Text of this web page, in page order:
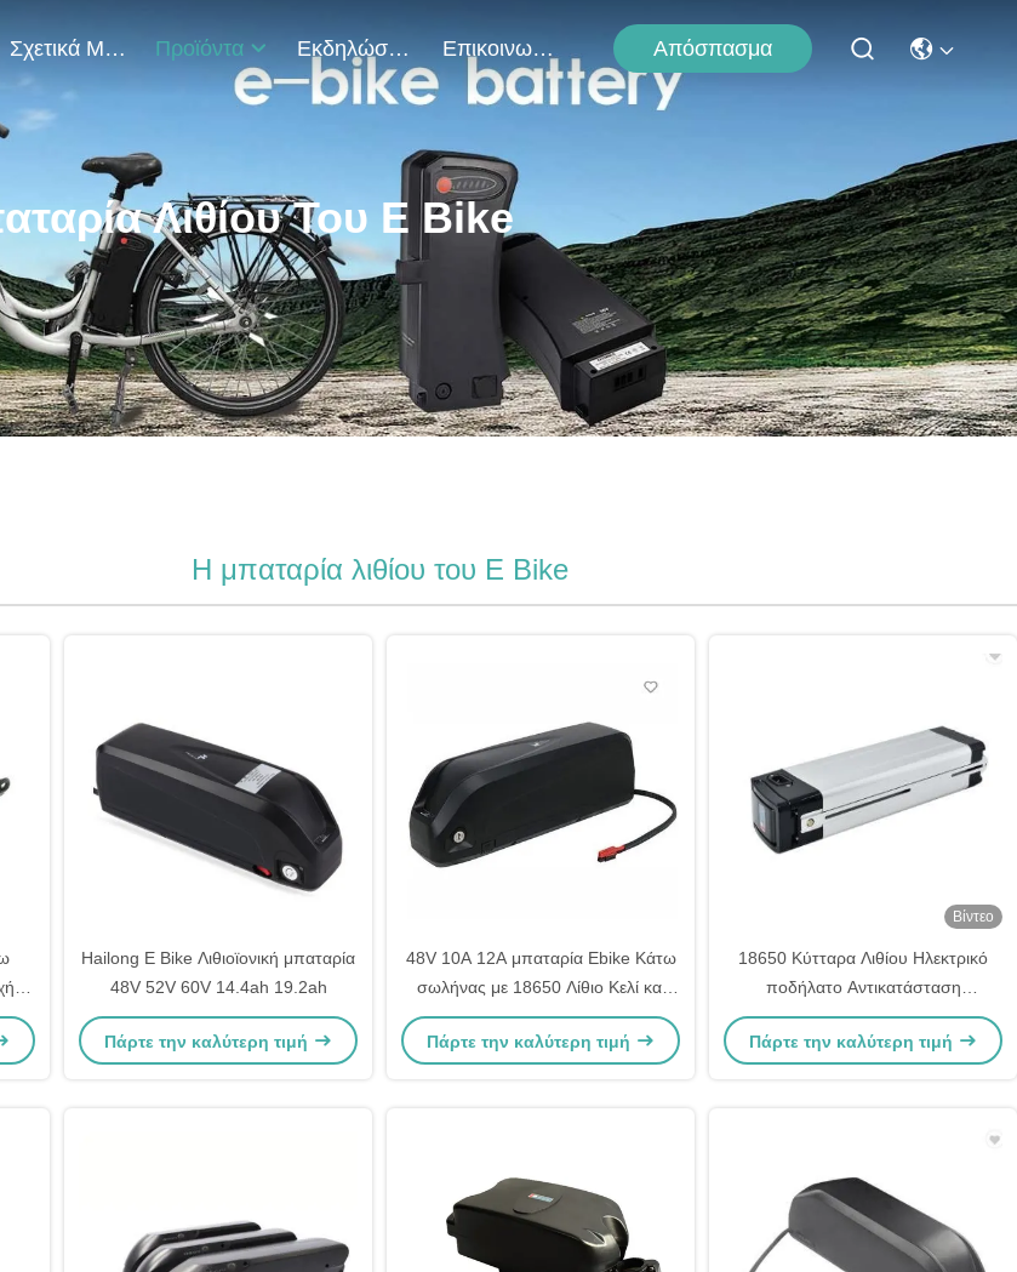
Σχετικά Με Εμάς Προϊόντα Εκδηλώσεις Επικοινωνήστε Μαζί Μας Απόσπασμα
Λιθίου Του E Bike
Η μπαταρία λιθίου του E Bike
Hailong E Bike Λιθιοϊονική μπαταρία
48V 52V 60V 14.4ah 19.2ah
Πάρτε την καλύτερη τιμή
48V 10A 12A μπαταρία Ebike Κάτω
σωλήνας με 18650 Λίθιο Κελί και
BMS
Πάρτε την καλύτερη τιμή
Βίντεο
18650 Κύτταρα Λιθίου Ηλεκτρικό
ποδήλατο Αντικατάσταση
μπαταρίας για ηλεκτρικό ποδήλατο
Ηλεκτρικό σκούτερ 48V 10.4ah
Πάρτε την καλύτερη τιμή